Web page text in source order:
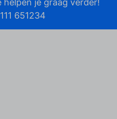
helpen je graag verder!
651234